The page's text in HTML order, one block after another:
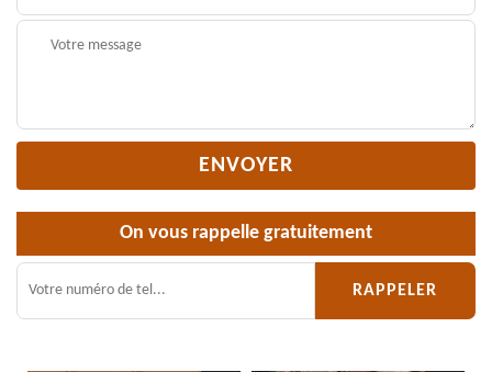
On vous rappelle gratuitement